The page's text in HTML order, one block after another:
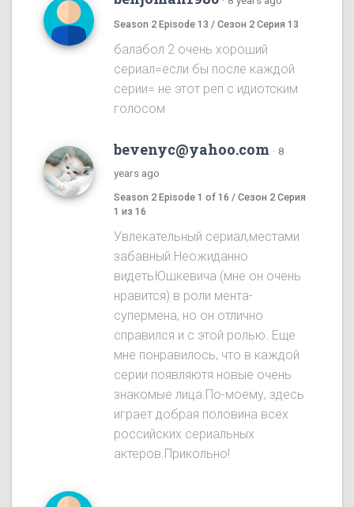
Season 2 Episode 13 / Сезон 2 Серия 13
балабол 2 очень хороший
сериал=если бы после каждой
серии= не этот реп с идиотским
голосом
bevenyc@yahoo.com · 8
years ago
Season 2 Episode 1 of 16 / Сезон 2 Серия
1 из 16
Увлекательный сериал,местами
забавный.Неожиданно
видетьЮшкевича (мне он очень
нравится) в роли мента-
супермена, но он отлично
справился и с этой ролью. Еще
мне понравилось, что в каждой
серии появляютя новые очень
знакомые лица.По-моему, здесь
играет добрая половина всех
российских сериальных
актеров.Прикольно!